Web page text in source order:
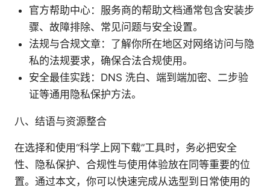
官方帮助中心：服务商的帮助文档通常包含安装步
骤、故障排除、常见问题与安全设置。
法规与合规文章：了解你所在地区对网络访问与隐
私的法规要求，确保合法合规使用。
安全最佳实践：DNS 洗白、端到端加密、二步验
证等通用隐私保护方法。
八、结语与资源整合
在选择和使用“科学上网下载”工具时，务必把安全
性、隐私保护、合规性与使用体验放在同等重要的位
置。通过本文，你可以快速完成从选型到日常使用的